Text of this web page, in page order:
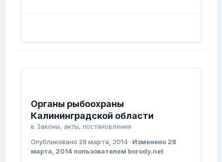
Органы рыбоохраны
Калининградской области
в Законы, акты, постановления
Опубликовано 28 марта, 2014 · Изменено 28
марта, 2014 пользователем borody.net